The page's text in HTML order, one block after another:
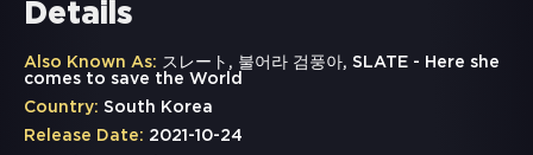
Details
Also Known As: スレート, 불어라 검풍아, SLATE - Here she
comes to save the World
Country: South Korea
Release Date: 2021-10-24